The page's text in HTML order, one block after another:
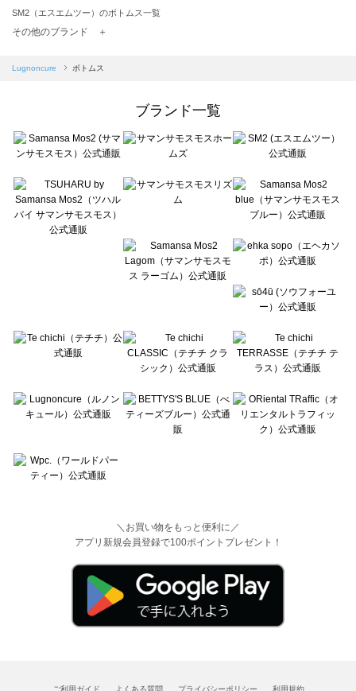
SM2（エスエムツー）のボトムス一覧
TSUHARU by Samansa Mos2（ツハルバイサマンサモスモス）のボトムス一覧
Samansa Mos2 blue（サマンサモスモス ブルー）のボトムス一覧
sō4ū（ソウフォーユー）のボトムス一覧
Te chichi（テチチ）のボトムス一覧
Te chichi CLASSIC（テチチ クラシック）のボトムス一覧
Lugnoncure（ルノンキュール）のボトムス一覧
BETTY'S BLUE（べティーズブルー）のボトムス一覧
Wpc.（ワールドパーティー）のボトムス一覧
その他のブランド ＋
Lugnoncure ボトムス
ブランド一覧
＼お買い物をもっと便利に／
アプリ新規会員登録で100ポイントプレゼント！
ご利用ガイド よくある質問 プライバシーポリシー 利用規約